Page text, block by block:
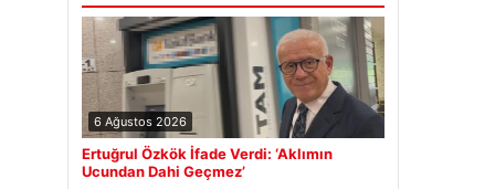
6 Ağustos 2026
Ertuğrul Özkök İfade Verdi: ‘Aklımın
Ucundan Dahi Geçmez’